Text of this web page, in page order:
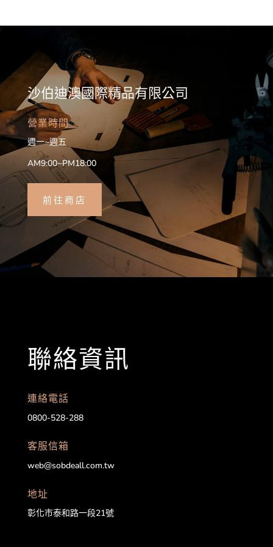
沙伯迪澳國際精品有限公司
營業時間
週一~週五
AM9:00~PM18:00
前往商店
聯絡資訊
連絡電話
0800-528-288
客服信箱
web@sobdeall.com.tw
地址
彰化市泰和路一段21號